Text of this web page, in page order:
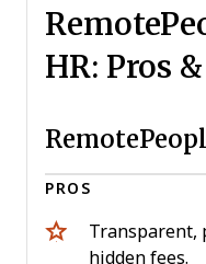
HR: Pros
PROS
Transparent,
hidden fees.